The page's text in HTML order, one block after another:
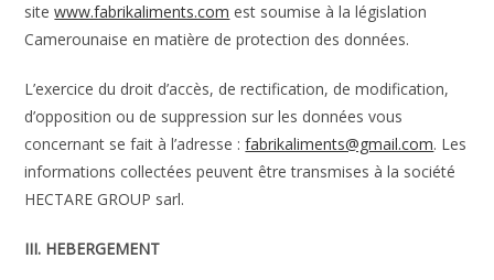
sitewww.fabrikaliments.com est soumise à la législation
Camerounaise en matière de protection des données.
L’exercice du droit d’accès, de rectification, de modification,
d’opposition ou de suppression sur les données vous
concernant se fait à l’adresse :fabrikaliments@gmail.com. Les
informations collectées peuvent être transmises à la société
HECTARE GROUP sarl.
III. HEBERGEMENT